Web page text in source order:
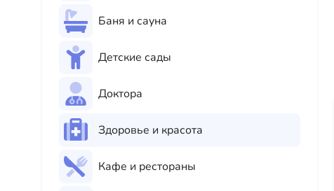
Баня и сауна
Детские сады
Доктора
Здоровье и красота
Кафе и рестораны